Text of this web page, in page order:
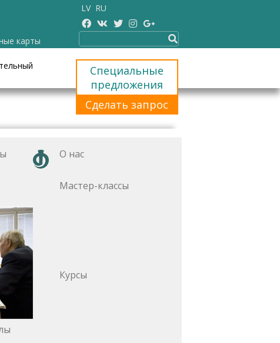
карты
LV RU
Специальные
предложения
Сделать запрос
О нас
Мастер-классы
Курсы